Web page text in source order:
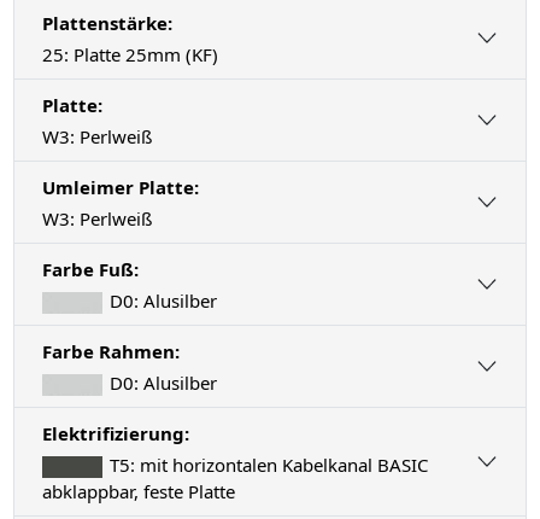
Plattenstärke:
25: Platte 25mm (KF)
Platte:
W3: Perlweiß
Umleimer Platte:
W3: Perlweiß
Farbe Fuß:
D0: Alusilber
Farbe Rahmen:
D0: Alusilber
Elektrifizierung:
T5: mit horizontalen Kabelkanal BASIC
abklappbar, feste Platte